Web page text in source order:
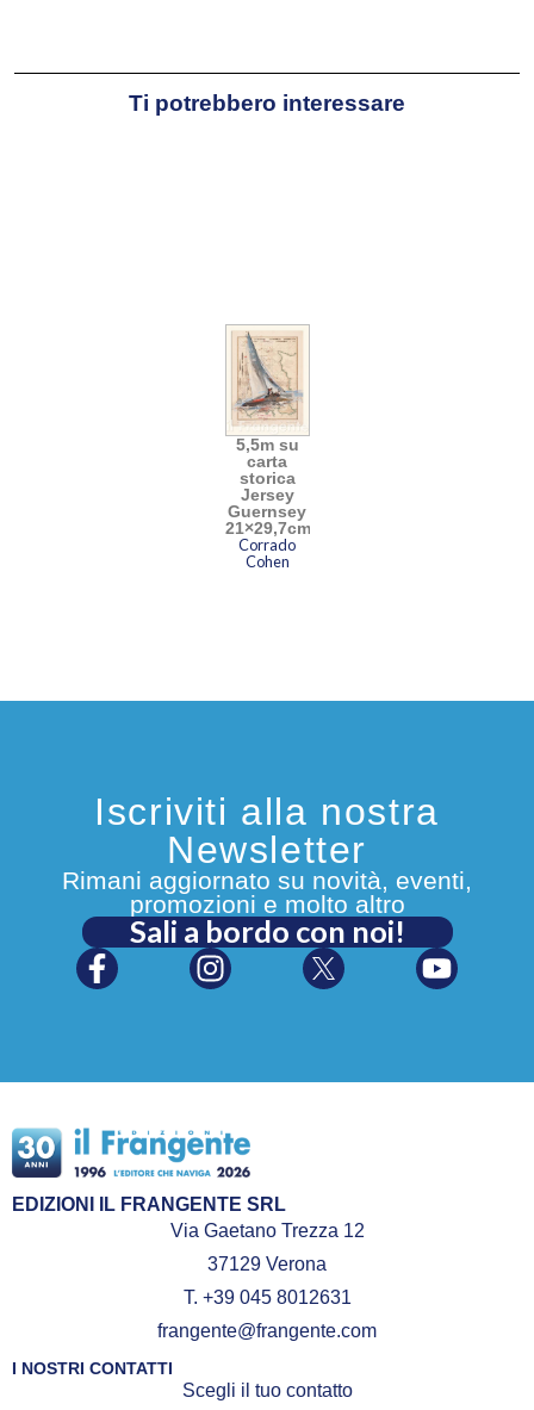
Ti potrebbero interessare
5,5m su
carta
storica
Jersey
Guernsey
21×29,7cm
Corrado
Cohen
Iscriviti alla nostra
Newsletter
Rimani aggiornato su novità, eventi,
promozioni e molto altro
Sali a bordo con noi!
EDIZIONI IL FRANGENTE SRL
Via Gaetano Trezza 12
37129 Verona
T. +39 045 8012631
frangente@frangente.com
I NOSTRI CONTATTI
Scegli il tuo contatto